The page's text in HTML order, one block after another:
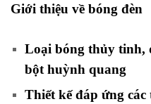
Giới thiệu về bóng đèn
Loại bóng thủy tinh,
bột huỳnh quang
Thiết kế đáp ứng các